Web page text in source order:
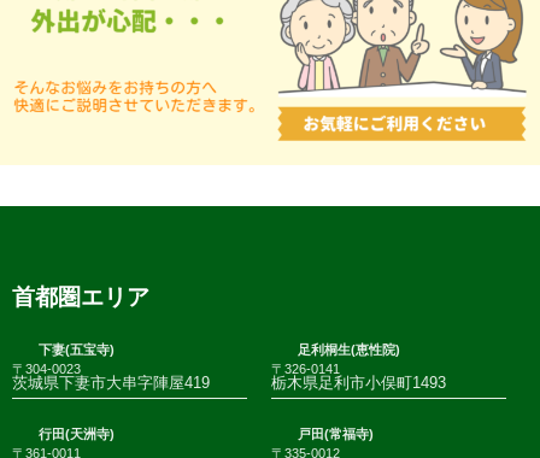
首都圏エリア
下妻(五宝寺)
〒304-0023
茨城県下妻市大串字陣屋419
足利桐生(恵性院)
〒326-0141
栃木県足利市小俣町1493
行田(天洲寺)
〒361-0011
戸田(常福寺)
〒335-0012